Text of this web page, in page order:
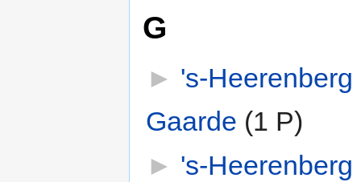
G
► 's-Heerenberg
Gaarde (1 P)
► 's-Heerenberg